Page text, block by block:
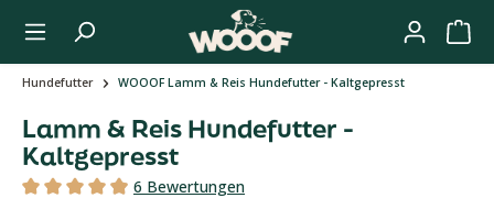
Zum Hauptinhalt springen
Hundefutter WOOOF Lamm & Reis Hundefutter - Kaltgepresst
Lamm & Reis Hundefutter -
Kaltgepresst
Durchschnittliche Bewertung 4.8 von 5 Sternen,
6 Bewertungen